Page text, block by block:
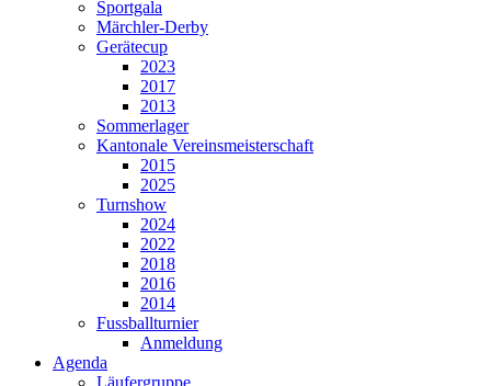
Sportgala
Märchler-Derby
Gerätecup
2023
2017
2013
Sommerlager
Kantonale Vereinsmeisterschaft
2015
2025
Turnshow
2024
2022
2018
2016
2014
Fussballturnier
Anmeldung
Agenda
Läufergruppe